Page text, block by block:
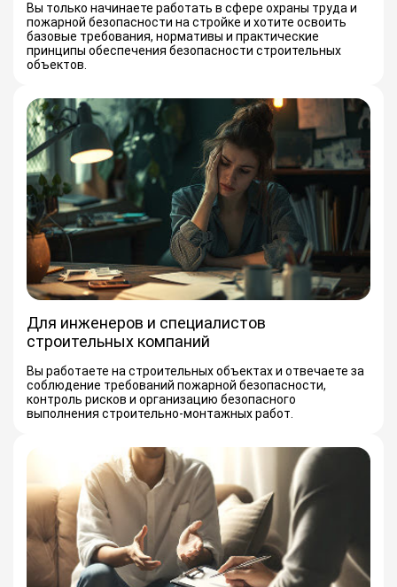
Вы только начинаете работать в сфере охраны труда и
пожарной безопасности на стройке и хотите освоить
базовые требования, нормативы и практические
принципы обеспечения безопасности строительных
объектов.
Для инженеров и специалистов
строительных компаний
Вы работаете на строительных объектах и отвечаете за
соблюдение требований пожарной безопасности,
контроль рисков и организацию безопасного
выполнения строительно-монтажных работ.